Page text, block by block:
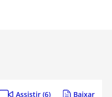
Assistir (6) Baixar